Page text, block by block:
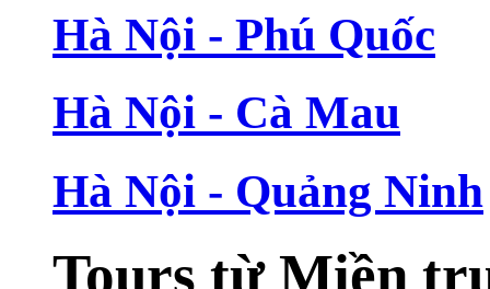
Hà Nội - Phú Quốc
Hà Nội - Cà Mau
Hà Nội - Quảng Ninh
Tours từ Miền